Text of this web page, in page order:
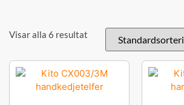
Visar alla 6 resultat